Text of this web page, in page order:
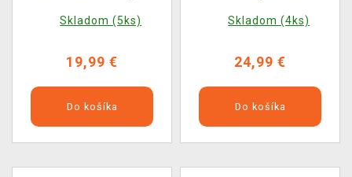
Skladom (5ks)
19,99 €
Do košíka
Skladom (4ks)
24,99 €
Do košíka